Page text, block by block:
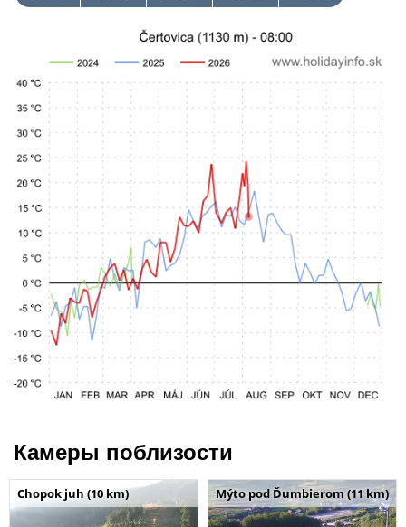
Камеры поблизости
Chopok juh (10 km) Mýto pod Ďumbierom (11 km)